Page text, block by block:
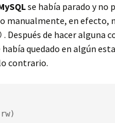
se había parado y no
manualmente, en efecto,
Después de hacer alguna
quedado en algún
contrario.